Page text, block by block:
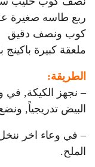
ربع طاسه صغيرة
كوب ونصف دقيق
ملعقة كبيرة باكينج
الطريقة:
– نجهز الكيكة,
البيض تدريجياً,
– في وعاء اخر ننخل
الملح.